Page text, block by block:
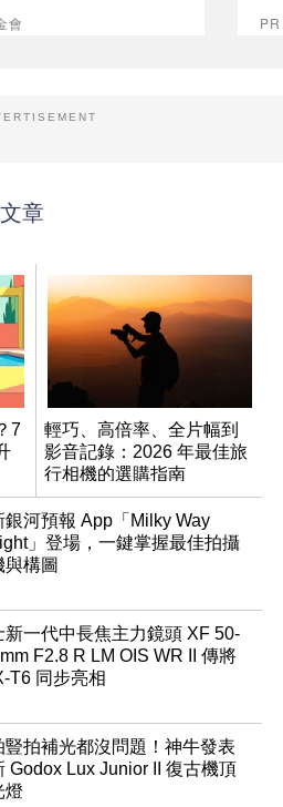
會
章
7
輕巧、高倍率、全片幅到
影音記錄：2026 年最佳旅
行相機的選購指南
銀河預報 App「Milky Way
」登場，一鍵掌握最佳拍攝
與構圖
新一代中長焦主力鏡頭 XF 50-
F2.8 R LM OIS WR II 傳將
T6 同步亮相
豎拍補光都沒問題！神牛發表
Godox Lux Junior II 復古機頂
燈